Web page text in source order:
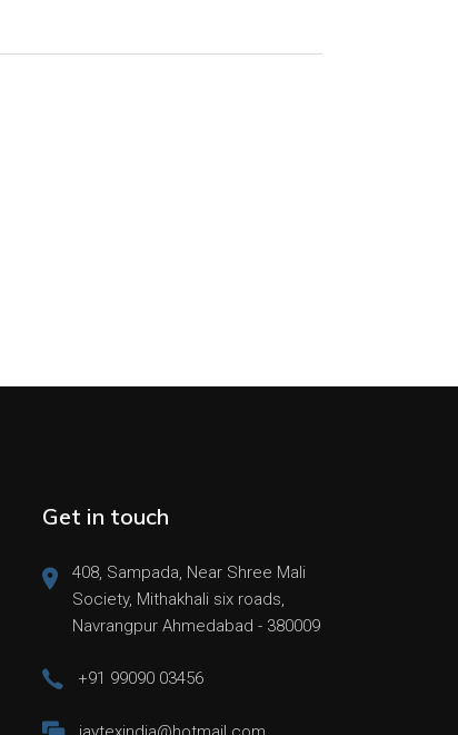
Get in touch
408, Sampada, Near Shree Mali
Society, Mithakhali six roads,
Navrangpur Ahmedabad - 380009
+91 99090 03456